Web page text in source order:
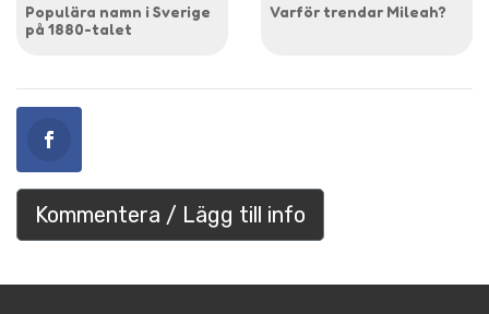
Populära namn i Sverige
på 1880-talet
Varför trendar Mileah?
Kommentera / Lägg till info